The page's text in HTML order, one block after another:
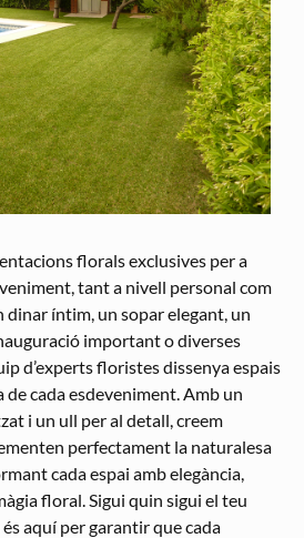
florals exclusives per a
tant a nivell personal com
dinar íntim, un sopar elegant, un
important o diverses
d’experts floristes dissenya espais
de cada esdeveniment. Amb un
i un ull per al detall, creem
perfectament la naturalesa
cada espai amb elegància,
floral. Sigui quin sigui el teu
aquí per garantir que cada